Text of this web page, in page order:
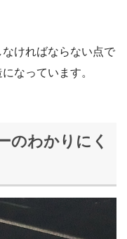
ければならない点で
なっています。
のわかりにく